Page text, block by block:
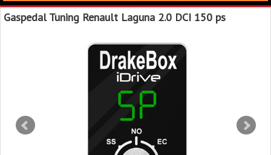
Gaspedal Tuning Renault Laguna 2.0 DCI 150 ps